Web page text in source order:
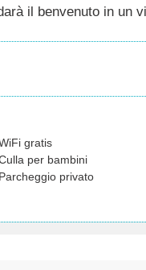
il benvenuto in un
gratis
per bambini
Parcheggio privato